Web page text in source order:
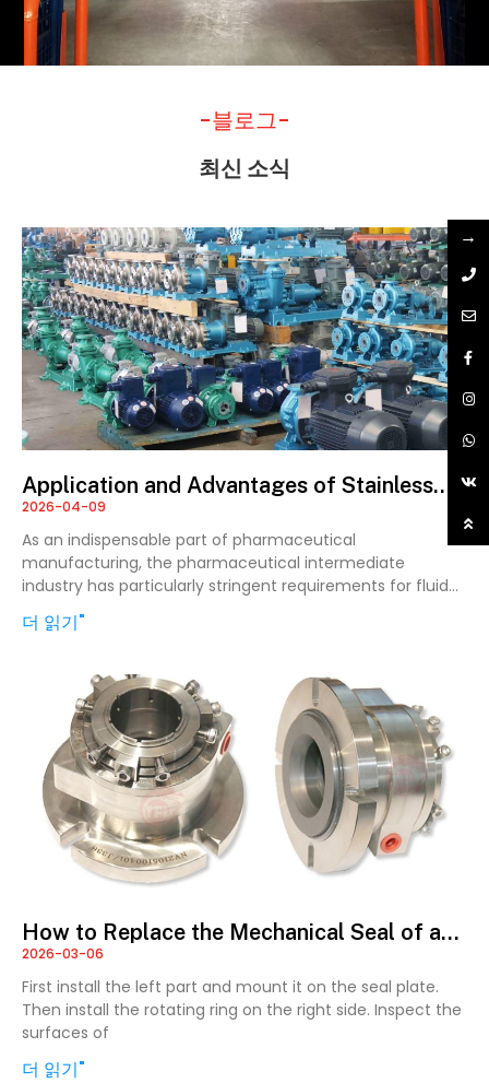
-블로그-
최신 소식
Application and Advantages of Stainless
Steel Magnetic Pumps in the
Pharmaceutical Intermediate Industry
2026-04-09
As an indispensable part of pharmaceutical
manufacturing, the pharmaceutical intermediate
industry has particularly stringent requirements for fluid
더 읽기"
How to Replace the Mechanical Seal of a
Centrifugal Pump?
2026-03-06
First install the left part and mount it on the seal plate.
Then install the rotating ring on the right side. Inspect the
surfaces of
더 읽기"
→